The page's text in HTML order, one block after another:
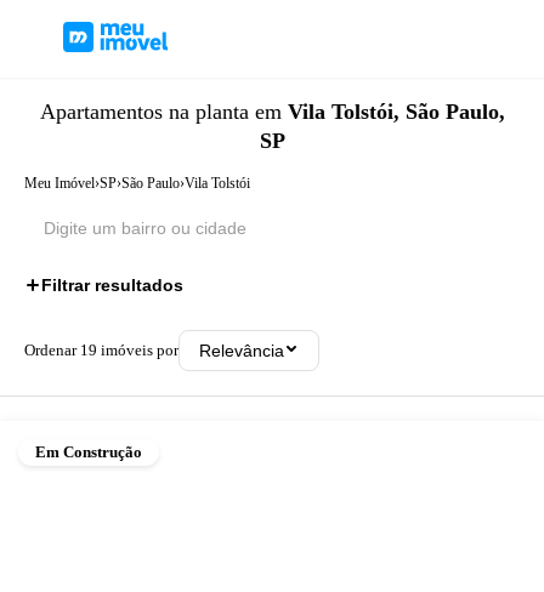
Apartamentos na planta em Vila Tolstói, São Paulo,
SP
Meu Imóvel›SP›São Paulo›Vila Tolstói
Filtrar resultados
Ordenar 19 imóveis por Relevância
Em Construção